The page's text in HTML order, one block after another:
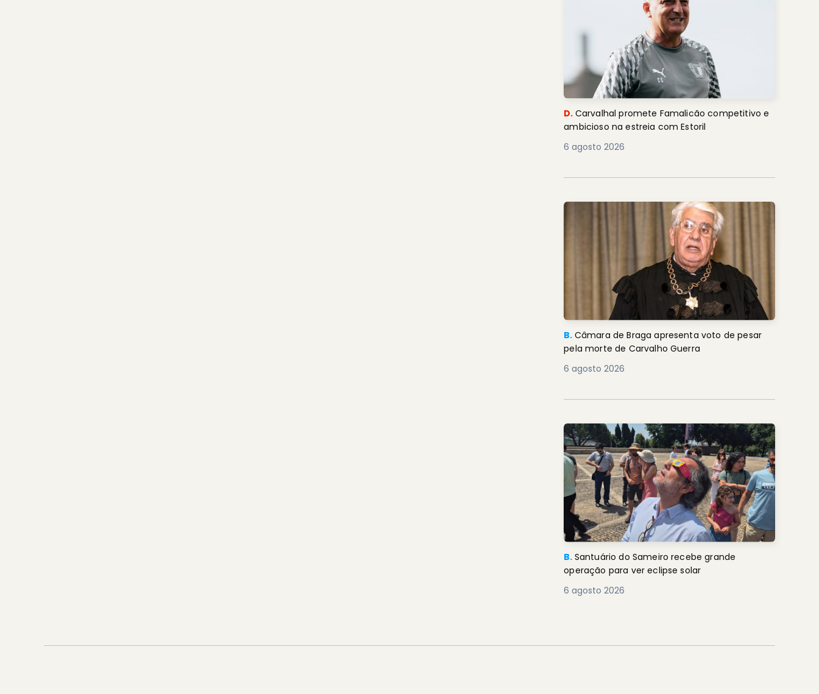
D. Carvalhal promete Famalicão competitivo e
ambicioso na estreia com Estoril
6 agosto 2026
B. Câmara de Braga apresenta voto de pesar
pela morte de Carvalho Guerra
6 agosto 2026
B. Santuário do Sameiro recebe grande
operação para ver eclipse solar
6 agosto 2026